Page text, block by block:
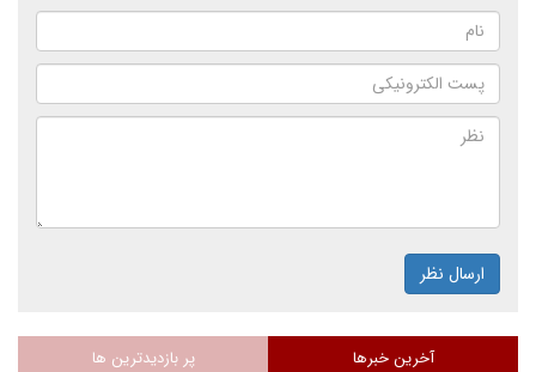
ارسال نظر
آخرین خبرها پر بازدیدترین ها